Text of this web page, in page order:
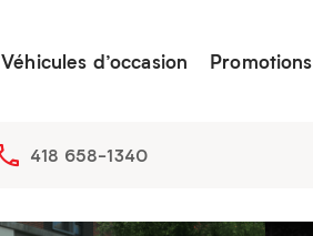
Véhicules d’occasion Promotions
418 658-1340